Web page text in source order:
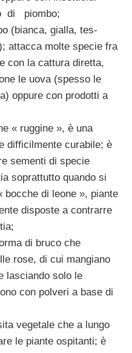
di piombo;
(bianca, gialla, tes­
attacca molte specie fra
con la cattura diretta,
le uova (spesso le
oppure con prodotti a
« ruggine », è una
difficilmente curabi­le; è
sementi di spe­cie
soprattutto quan­do si
bocche di leone », piante
di­sposte a contrarre
di bruco che
rose, di cui mangia­no
lasciando solo le
con polveri a base di
vegetale che a lungo
le piante ospitanti; è